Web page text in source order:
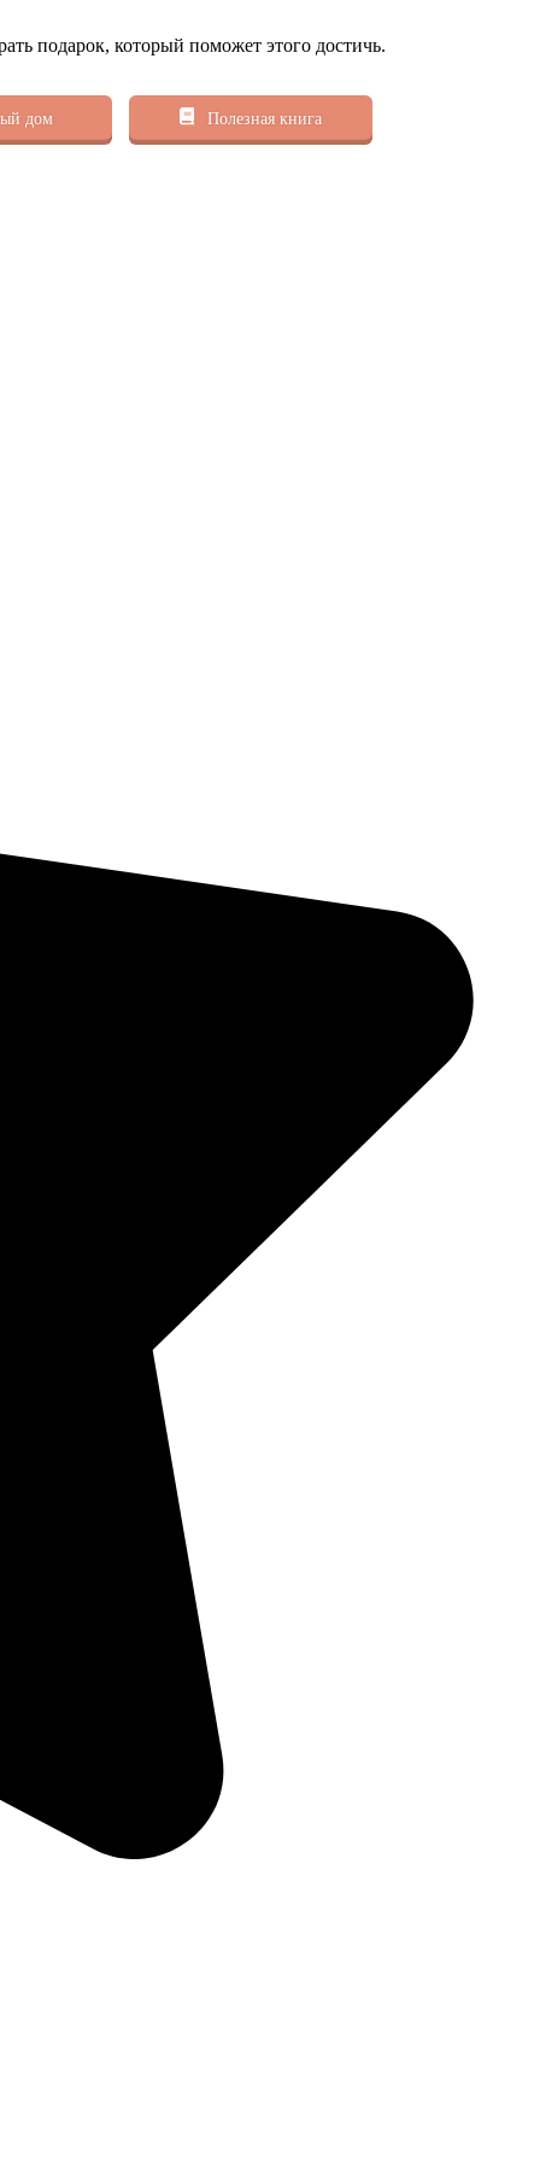
подарок, который поможет этого достичь.
дом Полезная книга